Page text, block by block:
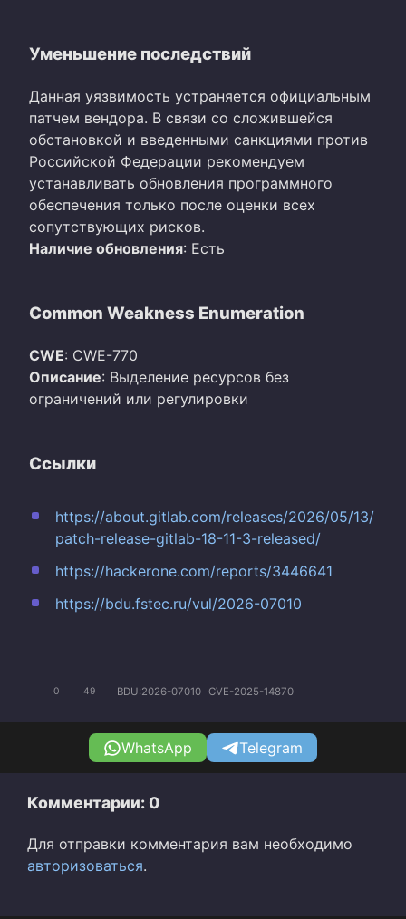
Уменьшение последствий
Данная уязвимость устраняется официальным
патчем вендора. В связи со сложившейся
обстановкой и введенными санкциями против
Российской Федерации рекомендуем
устанавливать обновления программного
обеспечения только после оценки всех
сопутствующих рисков.
Наличие обновления: Есть
Common Weakness Enumeration
CWE: CWE-770
Описание: Выделение ресурсов без
ограничений или регулировки
Ссылки
https://about.gitlab.com/releases/2026/05/13/
patch-release-gitlab-18-11-3-released/
https://hackerone.com/reports/3446641
https://bdu.fstec.ru/vul/2026-07010
0 49 BDU:2026-07010 CVE-2025-14870
WhatsApp Telegram
Комментарии: 0
Для отправки комментария вам необходимо
авторизоваться.